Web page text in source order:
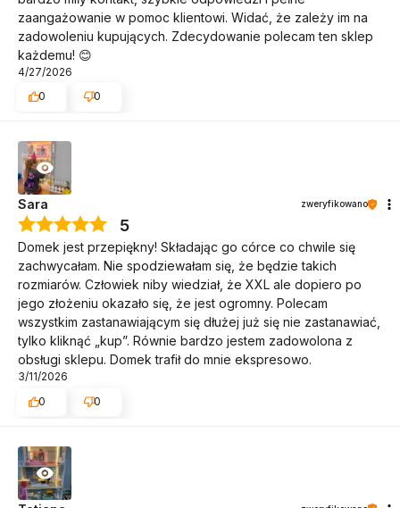
zaangażowanie w pomoc klientowi. Widać, że zależy im na
zadowoleniu kupujących. Zdecydowanie polecam ten sklep
każdemu! 😊
4/27/2026
0
0
Sara zweryfikowano
5
Domek jest przepiękny! Składając go córce co chwile się
zachwycałam. Nie spodziewałam się, że będzie takich
rozmiarów. Człowiek niby wiedział, że XXL ale dopiero po
jego złożeniu okazało się, że jest ogromny. Polecam
wszystkim zastanawiającym się dłużej już się nie zastanawiać,
tylko kliknąć „kup”. Równie bardzo jestem zadowolona z
obsługi sklepu. Domek trafił do mnie ekspresowo.
3/11/2026
0
0